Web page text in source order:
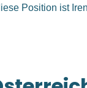
Position ist